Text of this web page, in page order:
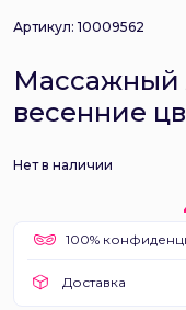
Артикул: 10009562
Массажный
весенние
Нет в наличии
100%
Доставка